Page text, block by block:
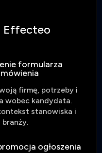
Effecteo
formularza
firmę, potrzeby i
wobec kandydata.
stanowiska i
branży.
ogłoszenia